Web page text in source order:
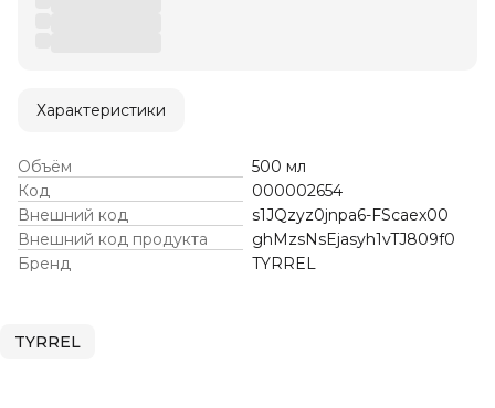
Характеристики
Объём
500 мл
Код
000002654
Внешний код
s1JQzyz0jnpa6-FScaex00
Внешний код продукта
ghMzsNsEjasyh1vTJ809f0
Бренд
TYRREL
TYRREL